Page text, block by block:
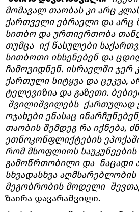
მომავალ თაობას კი არც
ქართველი ებრაელი და არც
სითბო და ურთიერთობა
თუმცა იქ წასულები
სითბოთი იხსენებენ და
ჩამოვიდნენ. ისრაელში
ქართული სიტყვა და ცეკვა,
ტელევიზია და გაზეთი.
შვილიშვილებს ქართულად
ოჯახები ენასაც
თაობის შემდეგ რა იქნება,
ეთნოკონფლიქტების
რომ მსოფლიოს
გამოწრთობილი და ნაცადი
სხვადასხვა
მეგობრობის მოდელი
ზაირა დავარაშვილი.